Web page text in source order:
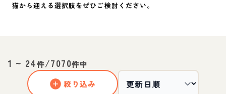
猫から迎える選択肢をぜひご検討ください。
1 ~ 24件/7070件中
絞り込み